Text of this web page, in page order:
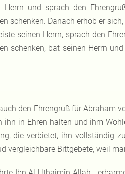
Herrn und sprach den
schenken. Danach erhob er
seinen Herrn, sprach den
schenken, bat seinen Herrn
den Ehrengruß für Abraham
ihn in Ehren halten und ihm
die verbietet, ihn vollständig
vergleichbare Bittgebete, weil